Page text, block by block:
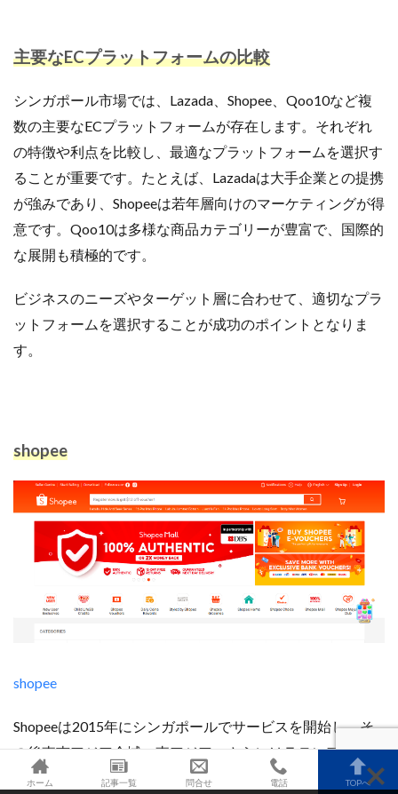
主要なECプラットフォームの比較
シンガポール市場では、Lazada、Shopee、Qoo10など複
数の主要なECプラットフォームが存在します。それぞれ
の特徴や利点を比較し、最適なプラットフォームを選択す
ることが重要です。たとえば、Lazadaは大手企業との提携
が強みであり、Shopeeは若年層向けのマーケティングが得
意です。Qoo10は多様な商品カテゴリーが豊富で、国際的
な展開も積極的です。
ビジネスのニーズやターゲット層に合わせて、適切なプラ
ットフォームを選択することが成功のポイントとなりま
す。
shopee
shopee
Shopeeは2015年にシンガポールでサービスを開始し、そ
の後東南アジア全域、東アジア、さらにはラテンアメリカ
へと展開したeコマースプラットフォームです。
ホーム 記事一覧 問合せ 電話 TOPへ